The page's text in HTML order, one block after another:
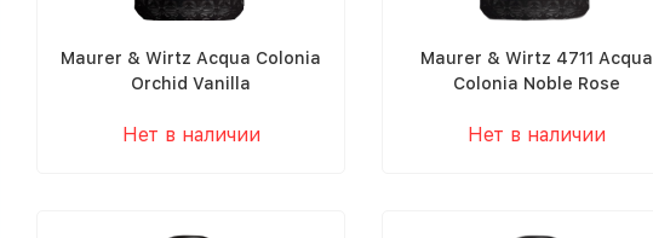
Maurer & Wirtz Acqua Colonia
Orchid Vanilla
Нет в наличии
Maurer & Wirtz 4711 Acqua
Colonia Noble Rose
Нет в наличии